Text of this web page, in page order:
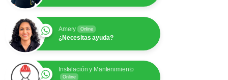
Amery Online
¿Necesitas ayuda?
Instalación y Mantenimiento
Online